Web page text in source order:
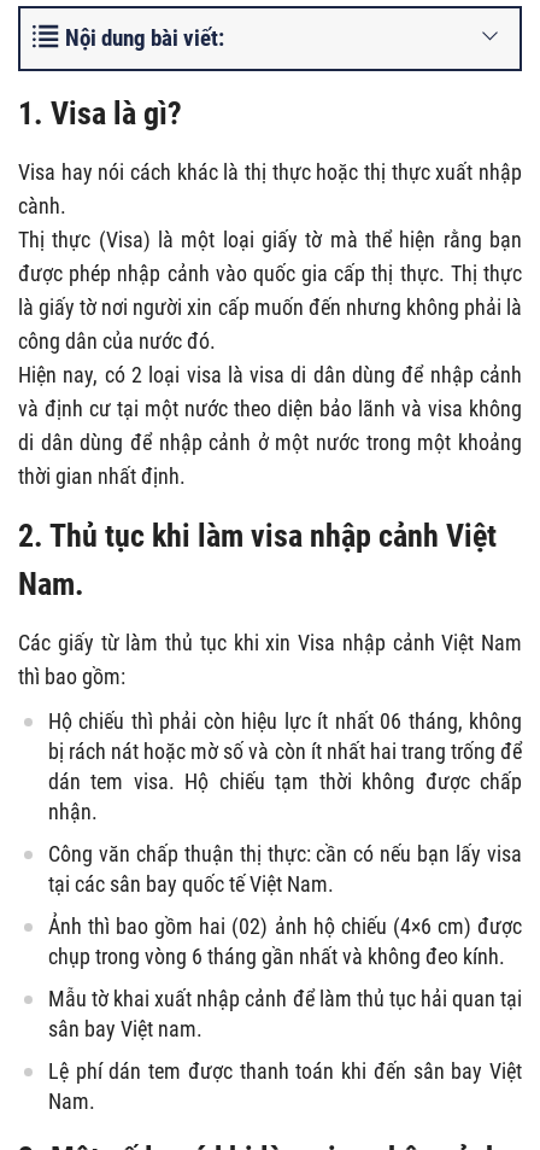
Nội dung bài viết:
1. Visa là gì?
Visa hay nói cách khác là thị thực hoặc thị thực xuất nhập
cành.
Thị thực (Visa) là một loại giấy tờ mà thể hiện rằng bạn
được phép nhập cảnh vào quốc gia cấp thị thực. Thị thực
là giấy tờ nơi người xin cấp muốn đến nhưng không phải là
công dân của nước đó.
Hiện nay, có 2 loại visa là visa di dân dùng để nhập cảnh
và định cư tại một nước theo diện bảo lãnh và visa không
di dân dùng để nhập cảnh ở một nước trong một khoảng
thời gian nhất định.
2. Thủ tục khi làm visa nhập cảnh Việt
Nam.
Các giấy từ làm thủ tục khi xin Visa nhập cảnh Việt Nam
thì bao gồm:
Hộ chiếu thì phải còn hiệu lực ít nhất 06 tháng, không
bị rách nát hoặc mờ số và còn ít nhất hai trang trống để
dán tem visa. Hộ chiếu tạm thời không được chấp
nhận.
Công văn chấp thuận thị thực: cần có nếu bạn lấy visa
tại các sân bay quốc tế Việt Nam.
Ảnh thì bao gồm hai (02) ảnh hộ chiếu (4×6 cm) được
chụp trong vòng 6 tháng gần nhất và không đeo kính.
Mẫu tờ khai xuất nhập cảnh để làm thủ tục hải quan tại
sân bay Việt nam.
Lệ phí dán tem được thanh toán khi đến sân bay Việt
Nam.